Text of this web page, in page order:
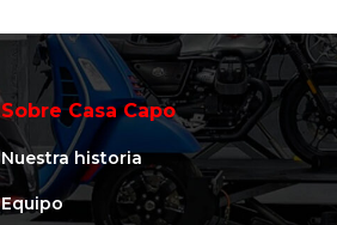
Sobre Casa Capo
Nuestra historia
Equipo